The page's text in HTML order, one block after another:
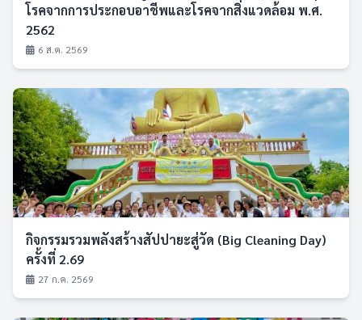
โรคจากการประกอบอาชีพและโรคจากสิ่งแวดล้อม พ.ศ.
2562
6 ส.ค. 2569
กิจกรรมรวมพลังสร้างสัปปายะสู่วัด (Big Cleaning Day)
ครั้งที่ 2.69
27 ก.ค. 2569